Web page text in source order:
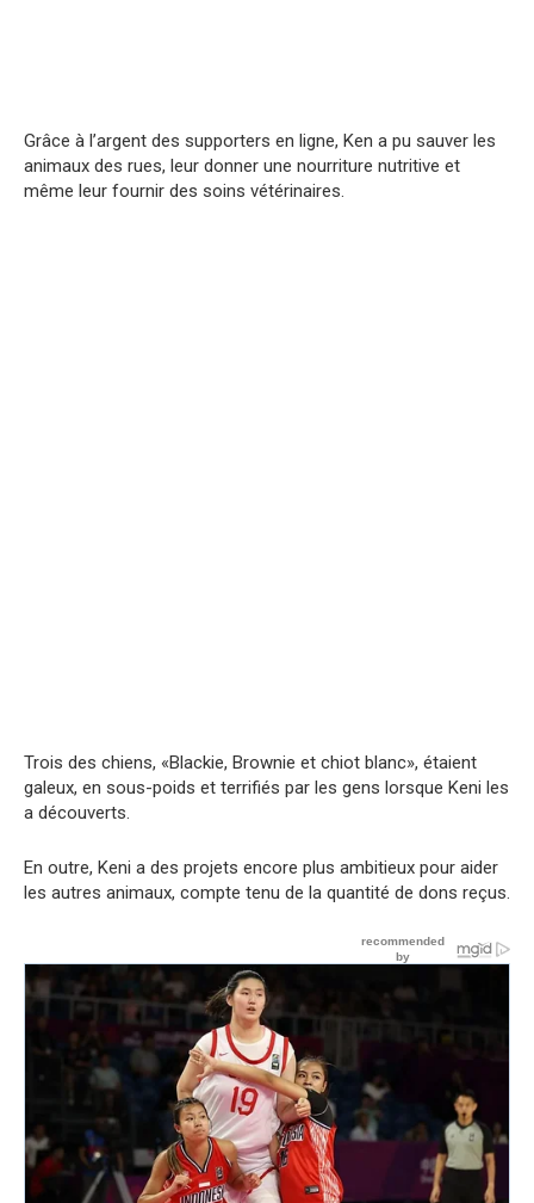
Grâce à l’argent des supporters en ligne, Ken a pu sauver les
animaux des rues, leur donner une nourriture nutritive et
même leur fournir des soins vétérinaires.
Trois des chiens, «Blackie, Brownie et chiot blanc», étaient
galeux, en sous-poids et terrifiés par les gens lorsque Keni les
a découverts.
En outre, Keni a des projets encore plus ambitieux pour aider
les autres animaux, compte tenu de la quantité de dons reçus.